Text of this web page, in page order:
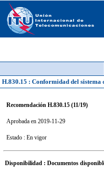
H.830.15 : Conformidad del
Recomendación H.830.15 (11/19)
Aprobada en 2019-11-29
Estado : En vigor
Disponibilidad : Documentos